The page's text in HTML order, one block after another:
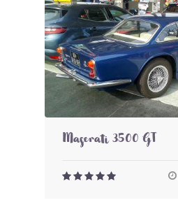
Maserati 3500 GT